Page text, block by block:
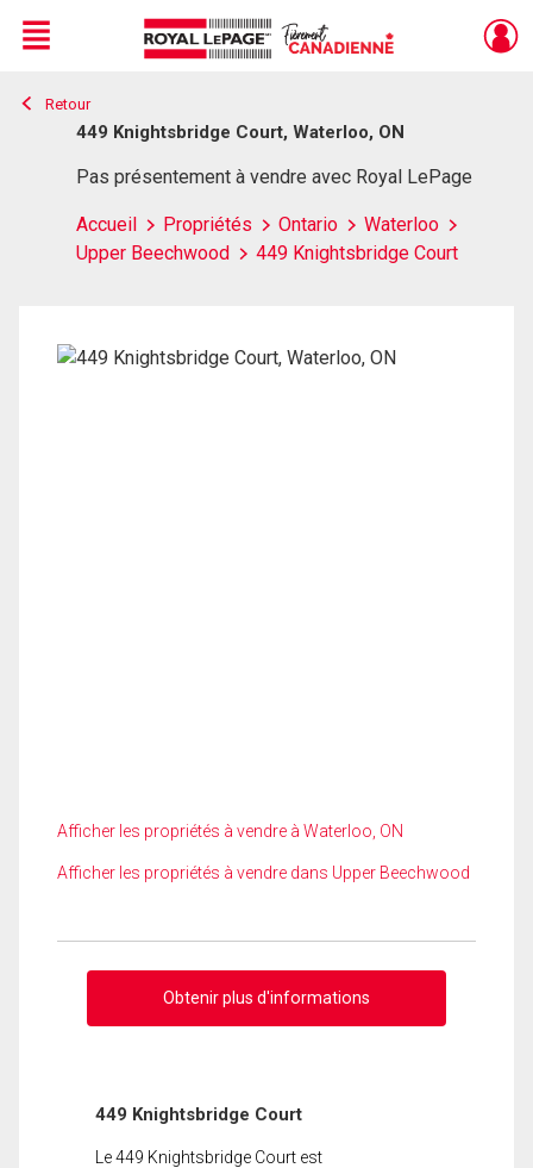
Live
En Direct
Menu
Retour
449 Knightsbridge Court, Waterloo, ON
Pas présentement à vendre avec Royal LePage
Accueil Propriétés Ontario
Waterloo
Upper Beechwood
449 Knightsbridge Court
Afficher les propriétés à vendre à Waterloo, ON
Afficher les propriétés à vendre dans Upper Beechwood
Obtenir plus d'informations
449 Knightsbridge Court
Le 449 Knightsbridge Court est